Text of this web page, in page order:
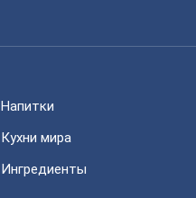
Напитки
Кухни мира
Ингредиенты